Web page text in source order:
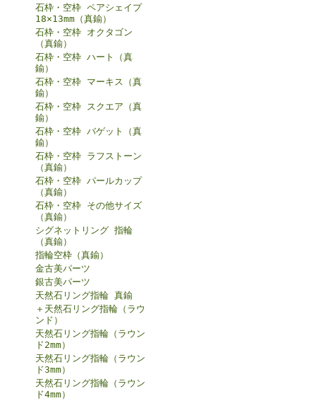
石枠・空枠 ペアシェイプ
18×13mm（真鍮）
石枠・空枠 オクタゴン
（真鍮）
石枠・空枠 ハート（真
鍮）
石枠・空枠 マーキス（真
鍮）
石枠・空枠 スクエア（真
鍮）
石枠・空枠 バゲット（真
鍮）
石枠・空枠 ラフストーン
（真鍮）
石枠・空枠 パールカップ
（真鍮）
石枠・空枠 その他サイズ
（真鍮）
シグネットリング 指輪
（真鍮）
指輪空枠（真鍮）
金古美パーツ
銀古美パーツ
天然石リング指輪 真鍮
＋天然石リング指輪（ラウ
ンド）
天然石リング指輪（ラウン
ド2mm）
天然石リング指輪（ラウン
ド3mm）
天然石リング指輪（ラウン
ド4mm）